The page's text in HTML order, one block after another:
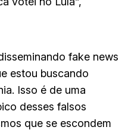
fake news
estou buscando
Isso é de uma
desses falsos
que se escondem